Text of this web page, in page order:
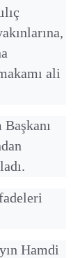
ali
Hamdi